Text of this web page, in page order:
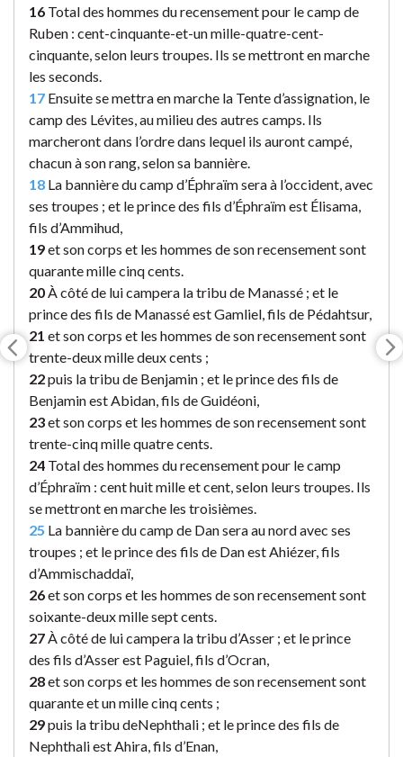
16 Total des hommes du recensement pour le camp de
Ruben : cent-cinquante-et-un mille-quatre-cent-
cinquante, selon leurs troupes. Ils se mettront en marche
les seconds.
17 Ensuite se mettra en marche la Tente d’assignation, le
camp des Lévites, au milieu des autres camps. Ils
marcheront dans l’ordre dans lequel ils auront campé,
chacun à son rang, selon sa bannière.
18 La bannière du camp d’Éphraïm sera à l’occident, avec
ses troupes ; et le prince des fils d’Éphraïm est Élisama,
fils d’Ammihud,
19et son corps et les hommes de son recensement sont
quarante mille cinq cents.
20 À côté de lui campera la tribu de Manassé ; et le
prince des fils de Manassé est Gamliel, fils de Pédahtsur,
21 et son corps et les hommes de son recensement sont
trente-deux mille deux cents ;
22puis la tribu de Benjamin ; et le prince des fils de
Benjamin est Abidan, fils de Guidéoni,
23et son corps et les hommes de son recensement sont
trente-cinq mille quatre cents.
24 Total des hommes du recensement pour le camp
d’Éphraïm : cent huit mille et cent, selon leurs troupes. Ils
se mettront en marche les troisièmes.
25 La bannière du camp de Dan sera au nord avec ses
troupes ; et le prince des fils de Dan est Ahiézer, fils
d’Ammischaddaï,
26et son corps et les hommes de son recensement sont
soixante-deux mille sept cents.
27 À côté de lui campera la tribu d’Asser ; et le prince
des fils d’Asser est Paguiel, fils d’Ocran,
28et son corps et les hommes de son recensement sont
quarante et un mille cinq cents ;
29puis la tribu deNephthali ; et le prince des fils de
Nephthali est Ahira, fils d’Enan,